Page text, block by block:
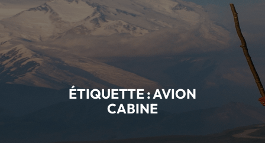
ÉTIQUETTE :AVION
CABINE